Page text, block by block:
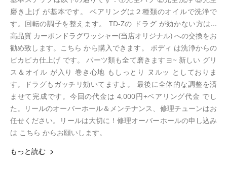
磨き上げ が基本です。 ベアリングは２種類のオイルで洗浄で
す。回転の調子を整えます。 TD-Zの ドラグ が効かない方は...
高品質 カーボンドラグワッシャー(当店オリジナル) への交換をお
勧め致します。こちら から購入できます。 ボディ は洗浄からの
ピカピカ仕上げ です。 パーツ類も全て磨きますヨ~ 新しい グリ
ス＆オイル が入り 巻き心地 もしっとり ヌルッ としておりま
す。ドラグもガッチリ効いてますよ。 最後に全体的な調整を済
ませて完成です。今回の代金は 4,000円+ベアリング代金 でし
た。リールのオーバーホール＆メンテナンス、修理チューンはお
任せください。リールは大切に！修理オーバーホールの申し込み
は こちら からお願いします。
もっと読む